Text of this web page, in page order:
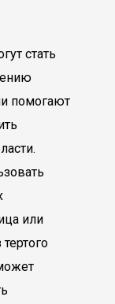
стать
помогают
или